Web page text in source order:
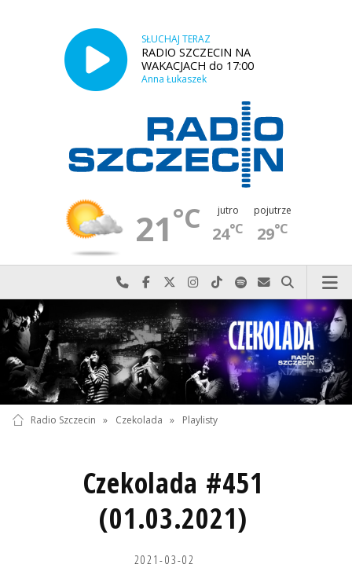
SŁUCHAJ TERAZ
RADIO SZCZECIN NA
WAKACJACH do 17:00
Anna Łukaszek
21°C jutro
24°C
pojutrze
29°C
Najlepiej po prostu do nas zadzwoń
Odwiedź nas na Facebook-u
Odwiedź nas na X
Odwiedź nas na Instagram-ie
Odwiedź nas na TikTok-u
Szukaj nas na Spotify
Wyślij do nas
Szukaj
Radio Szczecin » Czekolada » Playlisty
Czekolada #451
(01.03.2021)
2021-03-02